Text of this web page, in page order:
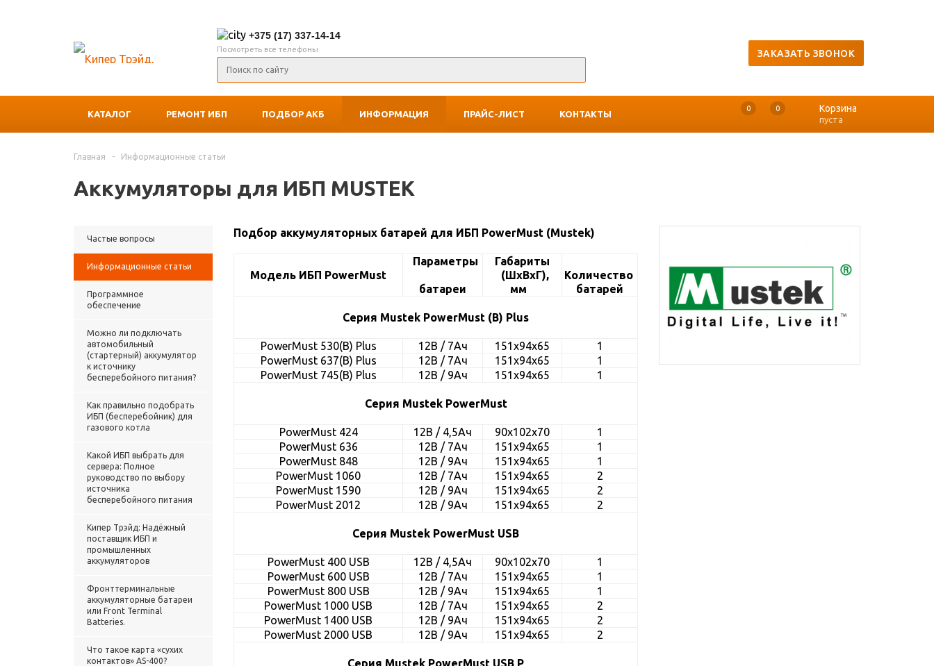
+375 (17) 337-14-14
Посмотреть все телефоны ЗАКАЗАТЬ ЗВОНОК
КАТАЛОГ РЕМОНТ ИБП ПОДБОР АКБ ИНФОРМАЦИЯ ПРАЙС-ЛИСТ КОНТАКТЫ
0 0 Корзина
пуста
Главная - Информационные статьи
Аккумуляторы для ИБП MUSTEK
Частые вопросы
Информационные статьи
Программное
обеспечение
Можно ли подключать
автомобильный
(стартерный) аккумулятор
к источнику
бесперебойного питания?
Как правильно подобрать
ИБП (бесперебойник) для
газового котла
Какой ИБП выбрать для
сервера: Полное
руководство по выбору
источника
бесперебойного питания
Кипер Трэйд: Надёжный
поставщик ИБП и
промышленных
аккумуляторов
Фронттерминальные
аккумуляторные батареи
или Front Terminal
Batteries.
Что такое карта «сухих
контактов» AS-400?
Подбор аккумуляторных батарей для ИБП PowerMust (Mustek)
Модель ИБП PowerMust
Параметры
батареи
Габариты
(ШxВxГ),
мм
Количество
батарей
Серия Mustek PowerMust (B) Plus
PowerMust 530(B) Plus 12В / 7Ач 151x94x65
1
PowerMust 637(B) Plus
12В / 7Ач 151x94x65
1
PowerMust 745(B) Plus
12В / 9Ач 151x94x65 1
Серия Mustek PowerMust
PowerMust 424 12В / 4,5Ач 90x102x70
1
PowerMust 636
12В / 7Ач 151x94x65
1
PowerMust 848
12В / 9Ач 151x94x65
1
PowerMust 1060
12В / 7Ач 151x94x65
2
PowerMust 1590
12В / 9Ач 151x94x65
2
PowerMust 2012
12В / 9Ач 151x94x65 2
Серия Mustek PowerMust USB
PowerMust 400 USB 12В / 4,5Ач 90x102x70
1
PowerMust 600 USB
12В / 7Ач 151x94x65
1
PowerMust 800 USB
12В / 9Ач 151x94x65
1
PowerMust 1000 USB
12В / 7Ач 151x94x65
2
PowerMust 1400 USB
12В / 9Ач 151x94x65
2
PowerMust 2000 USB
12В / 9Ач 151x94x65 2
Серия Mustek PowerMust USB P